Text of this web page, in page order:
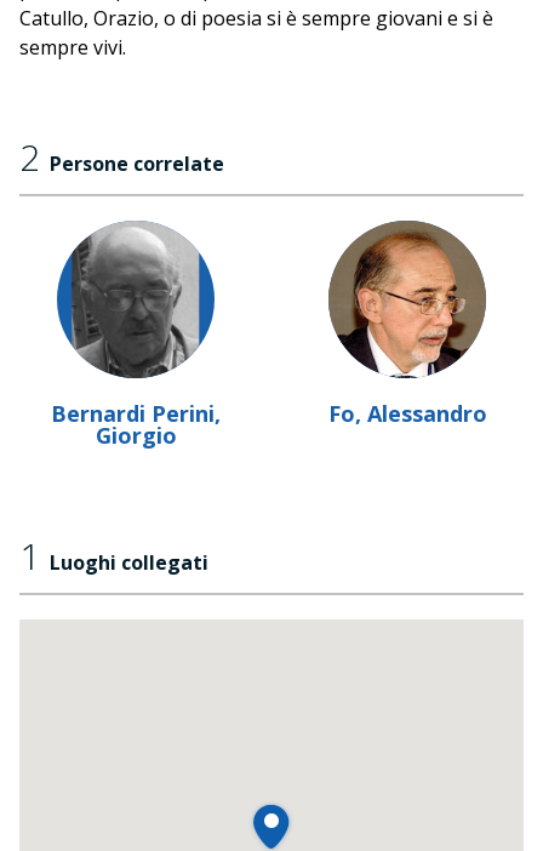
Catullo, Orazio, o di poesia si è sempre giovani e si è
sempre vivi.
2 Persone correlate
Bernardi Perini,
Giorgio
Fo, Alessandro
1 Luoghi collegati